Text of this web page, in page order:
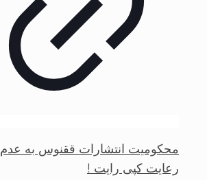
محکومیت انتشارات ققنوس به عدم
رعایت کپی رایت !